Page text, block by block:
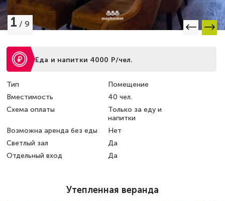
1 / 9
Еда и напитки 4000 Р/чел.
Тип
Помещение
Вместимость
40 чел.
Схема оплаты
Только за еду и
напитки
Возможна аренда без еды
Нет
Светлый зал
Да
Отдельный вход
Да
Утепленная веранда